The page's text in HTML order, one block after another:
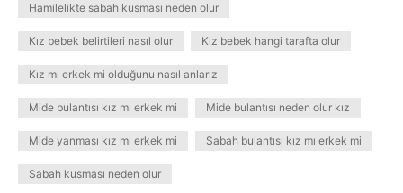
Hamilelikte sabah kusması neden olur
Kız bebek belirtileri nasıl olur Kız bebek hangi tarafta olur
Kız mı erkek mi olduğunu nasıl anlarız
Mide bulantısı kız mı erkek mi Mide bulantısı neden olur kız
Mide yanması kız mı erkek mi Sabah bulantısı kız mı erkek mi
Sabah kusması neden olur